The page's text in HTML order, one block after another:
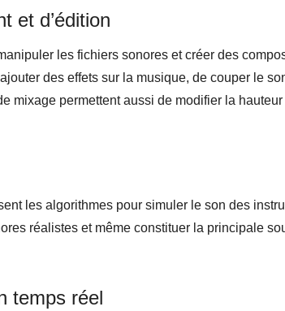
et d’édition
les fichiers sonores et créer des
des effets sur la musique, de couper le
mixage permettent aussi de modifier la hauteur
les algorithmes pour simuler le son des
réalistes et même constituer la principale
temps réel